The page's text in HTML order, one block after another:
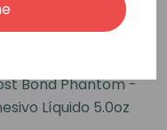
Bond Phantom -
Líquido 5.0oz